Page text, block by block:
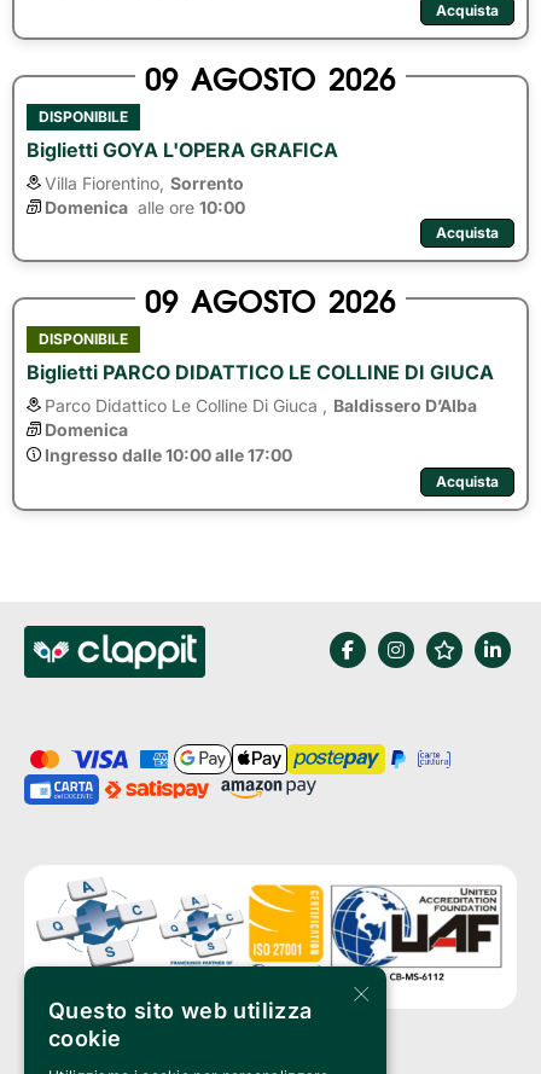
Acquista
09 AGOSTO 2026
DISPONIBILE
Biglietti GOYA L'OPERA GRAFICA
Villa Fiorentino, Sorrento
Domenica alle ore 10:00
Acquista
09 AGOSTO 2026
DISPONIBILE
Biglietti PARCO DIDATTICO LE COLLINE DI GIUCA
Parco Didattico Le Colline Di Giuca ,
Baldissero D’Alba
Domenica
Ingresso dalle 10:00 alle 17:00
Acquista
×
Questo sito web utilizza
cookie